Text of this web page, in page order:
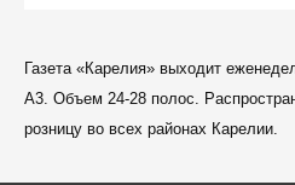
Газета «Карелия» выходит
A3. Объем 24-28 полос.
розницу во всех районах Карелии.